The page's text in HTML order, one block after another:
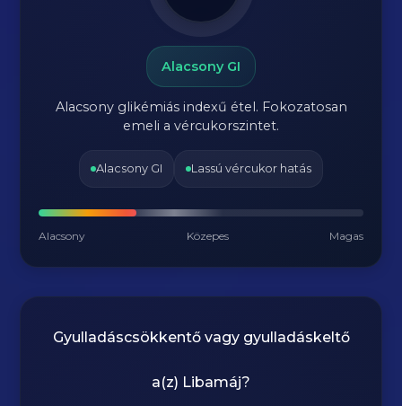
Alacsony GI
Alacsony glikémiás indexű étel. Fokozatosan
emeli a vércukorszintet.
Alacsony GI Lassú vércukor hatás
Alacsony Közepes Magas
Gyulladáscsökkentő vagy gyulladáskeltő
a(z) Libamáj?